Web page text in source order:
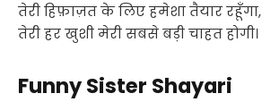
तेरी हिफ़ाज़त के लिए हमेशा तैयार रहूँगा,
तेरी हर खुशी मेरी सबसे बड़ी चाहत
Funny Sister Shayari